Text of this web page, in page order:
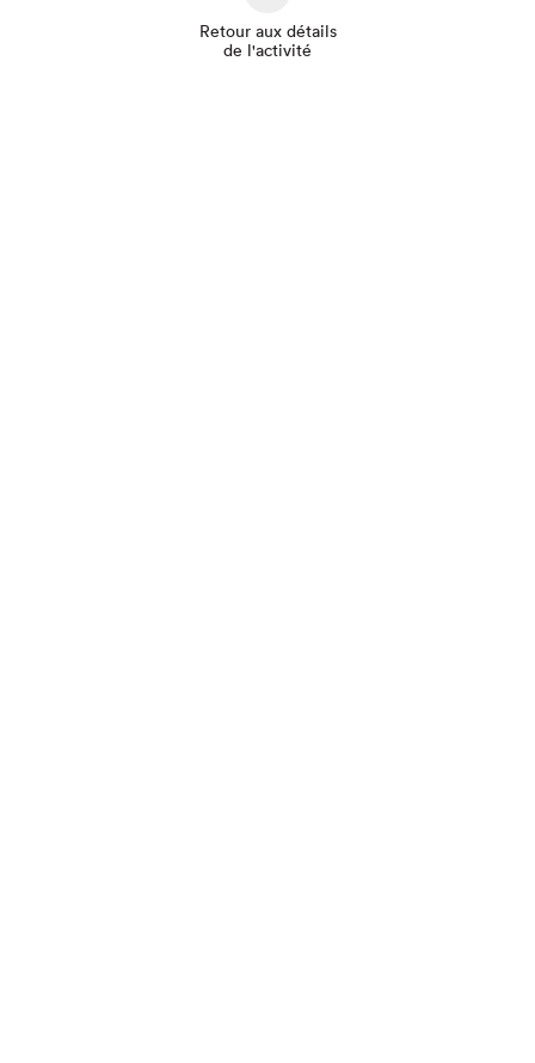
Retour aux détails
de l'activité